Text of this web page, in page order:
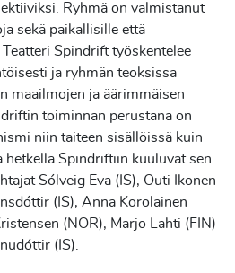
Ryhmä on valmistanut
sekä paikallisille että
Spindrift työskentelee
ja ryhmän teoksissa
maailmojen ja äärimmäisen
toiminnan perustana on
niin taiteen sisällöissä kuin
hetkellä Spindriftiin kuuluvat sen
Sólveig Eva (IS), Outi Ikonen
(IS), Anna Korolainen
(NOR), Marjo Lahti (FIN)
(IS).